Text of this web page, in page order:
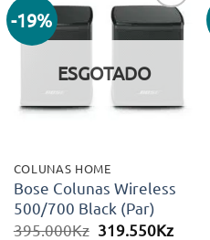
-19%
Adicionar
aos meus
ESGOTADO
COLUNAS HOME
Bose Colunas Wireless
500/700 Black (Par)
395.000Kz O
319.550KzO